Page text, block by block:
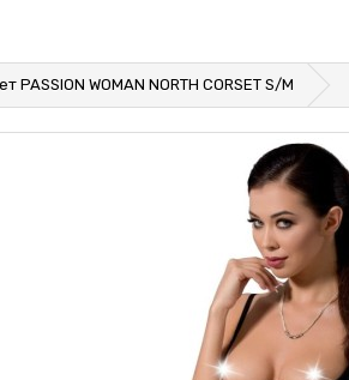
PASSION WOMAN NORTH CORSET S/M